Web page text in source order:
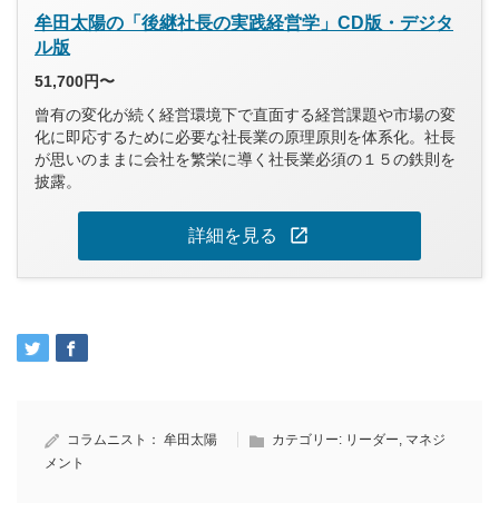
牟田太陽の「後継社長の実践経営学」CD版・デジタ
ル版
51,700円〜
曾有の変化が続く経営環境下で直面する経営課題や市場の変
化に即応するために必要な社長業の原理原則を体系化。社長
が思いのままに会社を繁栄に導く社長業必須の１５の鉄則を
披露。
詳細を見る open_in_new
コラムニスト： 牟田太陽 カテゴリー: リーダー, マネジ
メント